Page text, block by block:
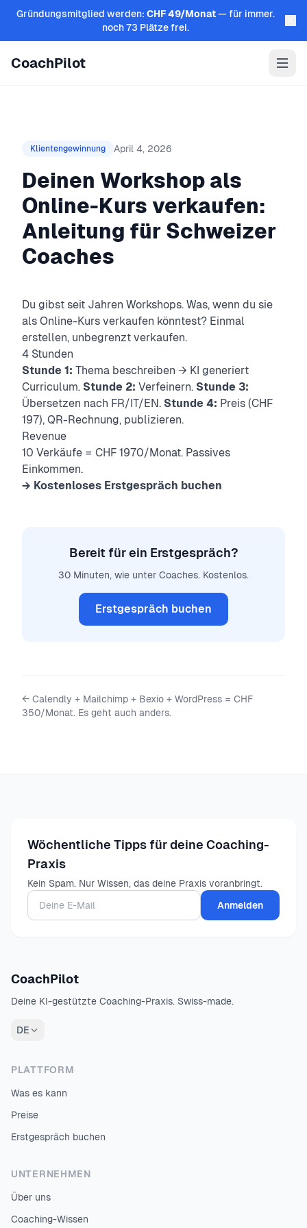
Zum Inhalt springen
Gründungsmitglied werden: CHF 49/Monat— für immer.
noch 73 Plätze frei.
CoachPilot
Klientengewinnung April 4, 2026
Deinen Workshop als
Online-Kurs verkaufen:
Anleitung für Schweizer
Coaches
Du gibst seit Jahren Workshops. Was, wenn du sie
als Online-Kurs verkaufen könntest? Einmal
erstellen, unbegrenzt verkaufen.
4 Stunden
Stunde 1: Thema beschreiben → KI generiert
Curriculum. Stunde 2: Verfeinern. Stunde 3:
Übersetzen nach FR/IT/EN. Stunde 4: Preis (CHF
197), QR-Rechnung, publizieren.
Revenue
10 Verkäufe = CHF 1970/Monat. Passives
Einkommen.
→ Kostenloses Erstgespräch buchen
Bereit für ein Erstgespräch?
30 Minuten, wie unter Coaches. Kostenlos.
Erstgespräch buchen
← Calendly + Mailchimp + Bexio + WordPress = CHF
350/Monat. Es geht auch anders.
Wöchentliche Tipps für deine Coaching-
Praxis
Kein Spam. Nur Wissen, das deine Praxis voranbringt.
Anmelden
CoachPilot
Deine KI-gestützte Coaching-Praxis. Swiss-made.
DE
PLATTFORM
Was es kann
Preise
Erstgespräch buchen
UNTERNEHMEN
Über uns
Coaching-Wissen